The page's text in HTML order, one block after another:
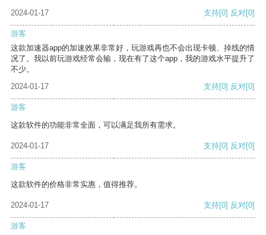
2024-01-17 支持[0] 反对[0]
游客
这款加速器app的加速效果非常好，玩游戏再也不会出现卡顿、掉线的情
况了。我以前玩游戏经常会输，现在有了这个app，我的游戏水平提升了
不少。
2024-01-17
支持[0] 反对[0]
游客
这款软件的功能非常全面，可以满足我所有需求。
2024-01-17 支持[0] 反对[0]
游客
这款软件的价格非常实惠，值得推荐。
2024-01-17 支持[0] 反对[0]
游客